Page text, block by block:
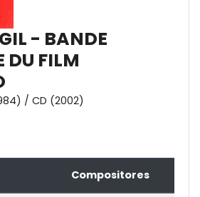
- BANDE
DU FILM
/ CD (2002)
Compositores